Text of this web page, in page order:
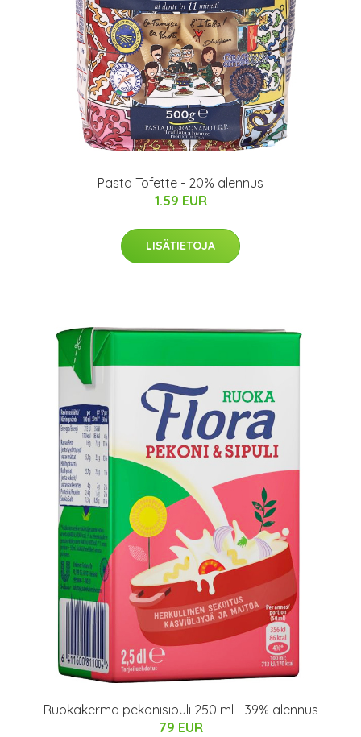
Pasta Tofette - 20% alennus
1.59 EUR
LISÄTIETOJA
Ruokakerma pekonisipuli 250 ml - 39% alennus
79 EUR